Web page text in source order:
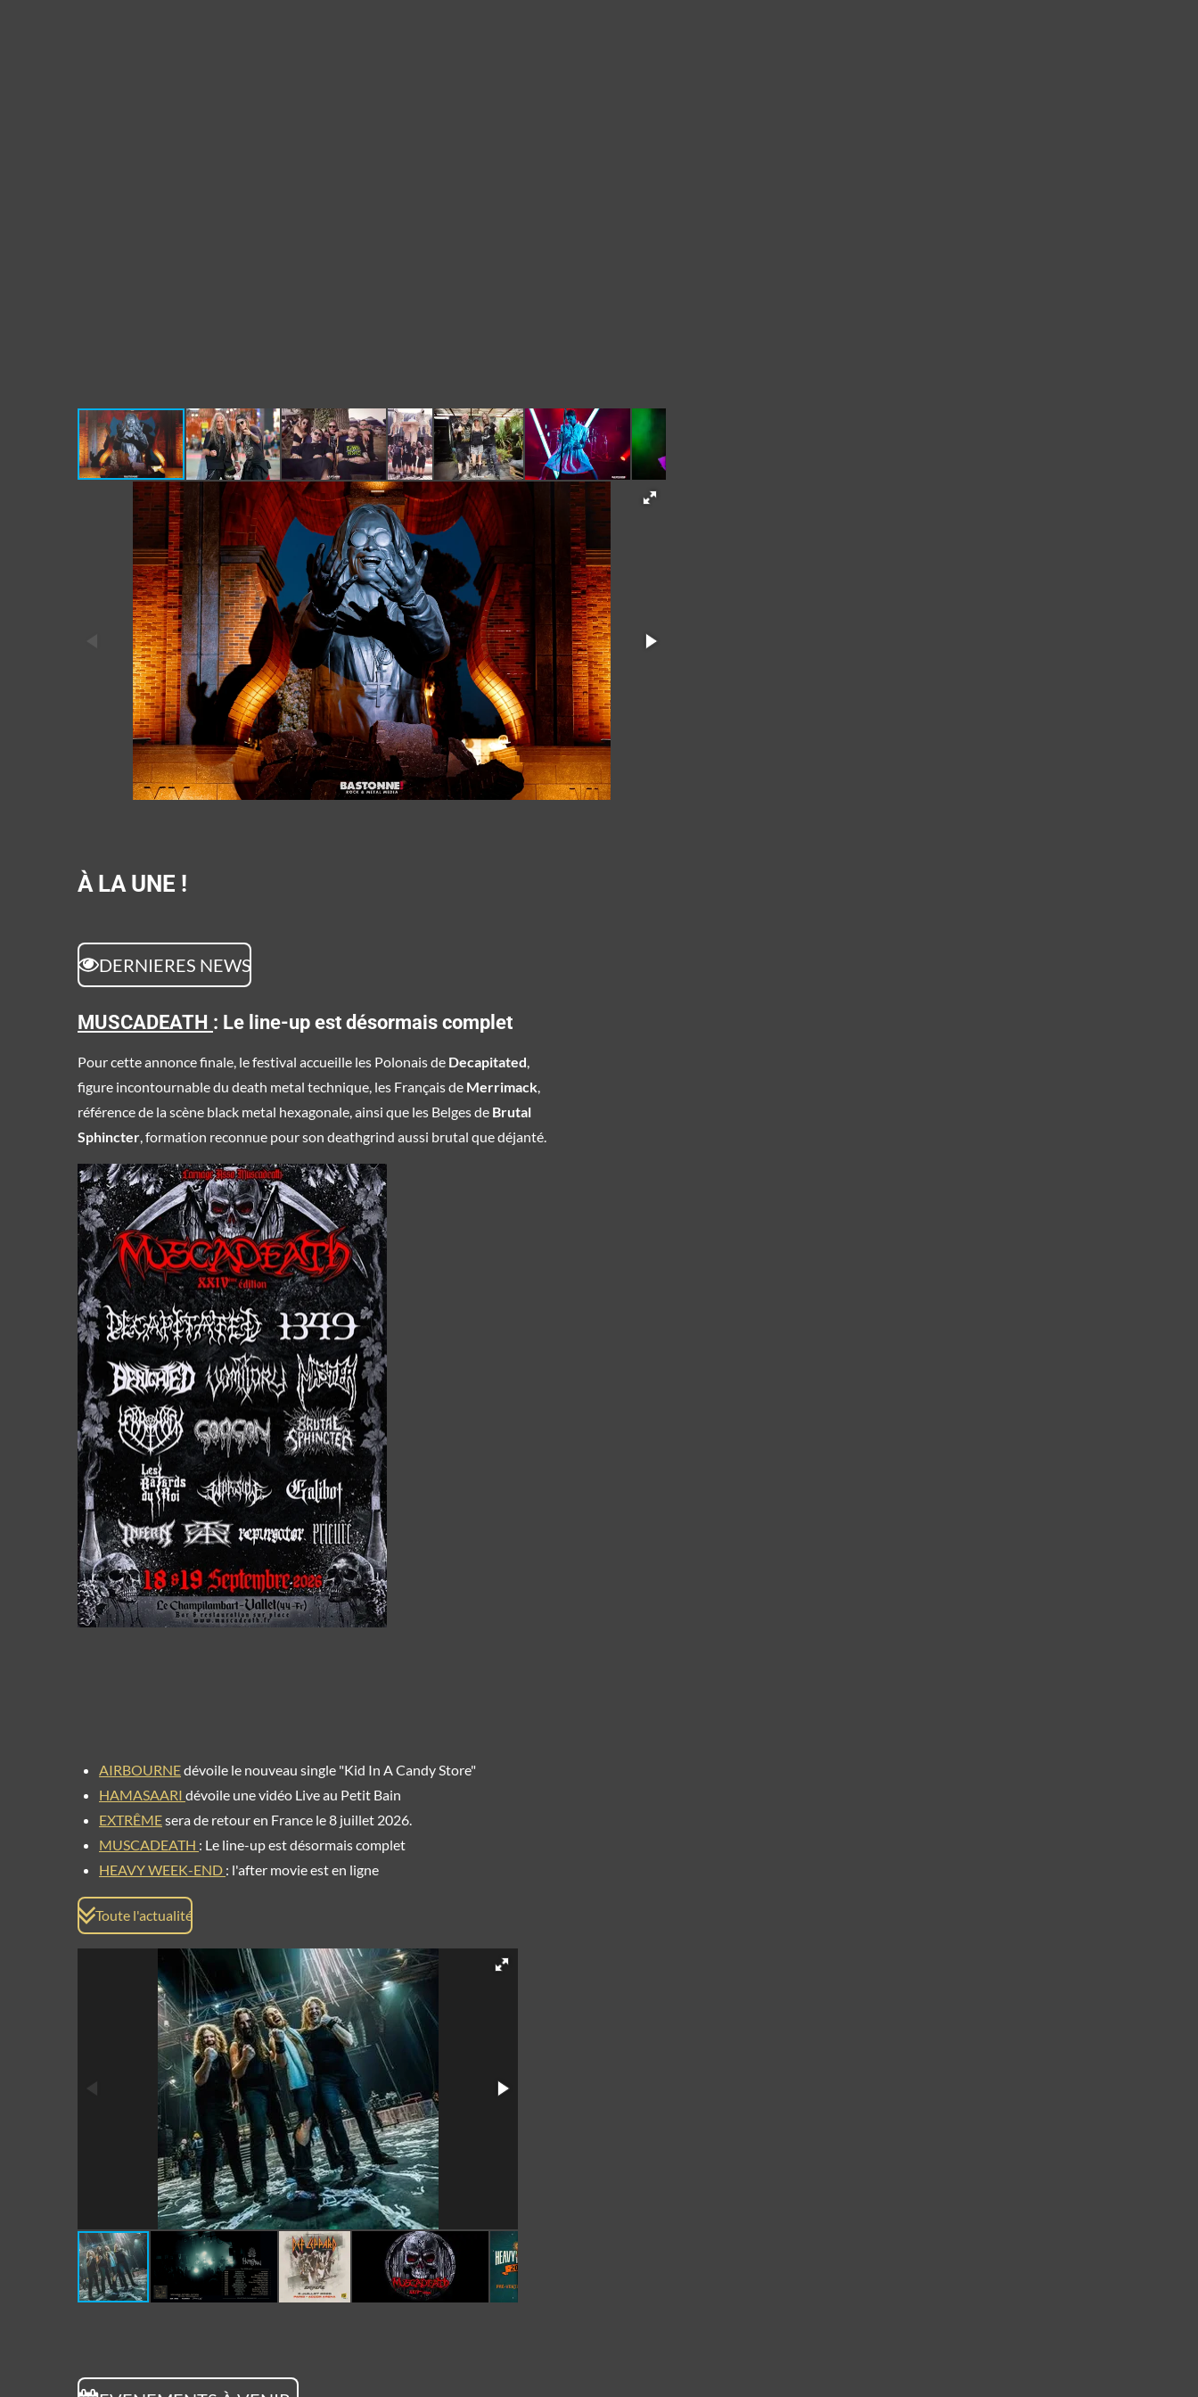
À LA UNE !
DERNIERES NEWS
MUSCADEATH : Le line-up est désormais complet
Pour cette annonce finale, le festival accueille les Polonais de Decapitated,
figure incontournable du death metal technique, les Français de Merrimack,
référence de la scène black metal hexagonale, ainsi que les Belges de Brutal
Sphincter, formation reconnue pour son deathgrind aussi brutal que déjanté.
AIRBOURNEdévoile le nouveau single "Kid In A Candy Store"
HAMASAARI dévoile une vidéo Live au Petit Bain
EXTRÊMEsera de retour en France le 8 juillet 2026.
MUSCADEATH : Le line-up est désormais complet
HEAVY WEEK-END : l'after movie est en ligne
Toute l'actualité